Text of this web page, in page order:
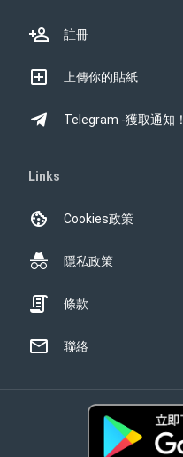
註冊
上傳你的貼紙
Telegram -獲取通知！
Links
Cookies政策
隱私政策
條款
聯絡